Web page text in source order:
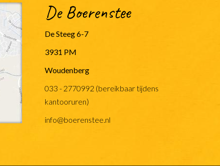
De Boerenstee
De Steeg 6-7
3931 PM
Woudenberg
033 - 2770992 (bereikbaar tijdens
kantooruren)
info@boerenstee.nl